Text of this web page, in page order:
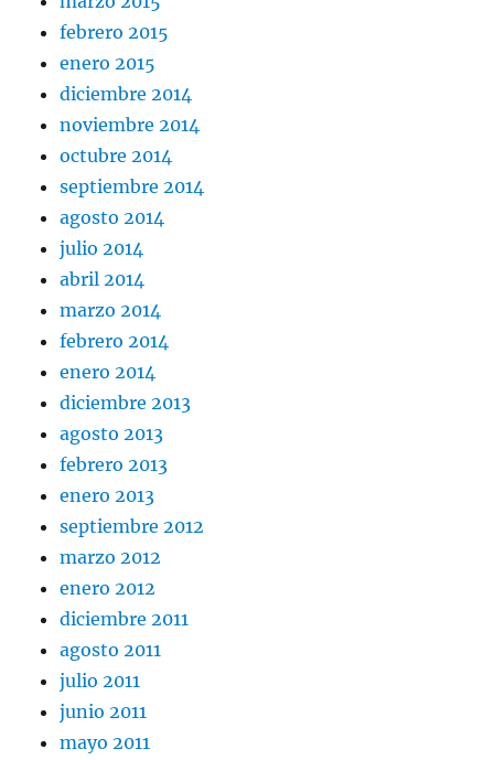
febrero 2015
enero 2015
diciembre 2014
noviembre 2014
octubre 2014
septiembre 2014
agosto 2014
julio 2014
abril 2014
marzo 2014
febrero 2014
enero 2014
diciembre 2013
agosto 2013
febrero 2013
enero 2013
septiembre 2012
marzo 2012
enero 2012
diciembre 2011
agosto 2011
julio 2011
junio 2011
mayo 2011